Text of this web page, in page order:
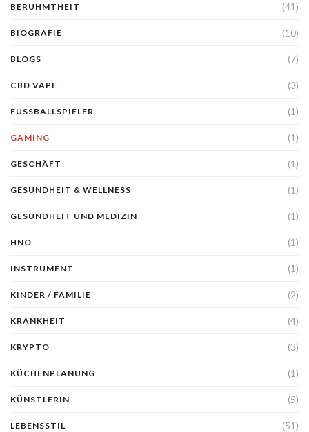
BERUHMTHEIT (41)
BIOGRAFIE (10)
BLOGS (7)
CBD VAPE (3)
FUSSBALLSPIELER (1)
GAMING (1)
GESCHÄFT (1)
GESUNDHEIT & WELLNESS (1)
GESUNDHEIT UND MEDIZIN (1)
HNO (1)
INSTRUMENT (1)
KINDER / FAMILIE (2)
KRANKHEIT (4)
KRYPTO (3)
KÜCHENPLANUNG (1)
KÜNSTLERIN (5)
LEBENSSTIL (51)